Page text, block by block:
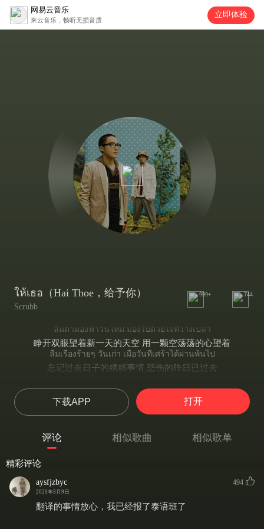
网易云音乐
来云音乐，畅听无损音质
立即体验
ให้เธอ（Hai Thoe，给予你）
Scrubb
999+ 744
ลืมตามองฟ้าวันใหม่ มองไปด้วยใจที่ว่างเปล่า
睁开双眼望着新一天的天空 用一颗空荡荡的心望着
ลืมเรื่องร้ายๆ วันเก่า เมื่อวันที่เศร้าได้ผ่านพ้นไป
忘记过去日子的糟糕事情 悲伤的昨日已过去
开启旅程 迥乎不同的人在一起经历所有
บางที อาจมีผิดพลาดกันไป
有时 可能互相有过错
有些日子 我开始灰心 而有你来安慰我
เมื่อมีเธอร่วมทาง ไม่ว่านานเท่าไร ฉันอยู่ตรงนี้
当有你与我同行 无论多久 我都在这里
แต่ยังน้อยไป จะมีสิ่งดีๆ
下载APP 打开
评论 相似歌曲 相似歌单
精彩评论
aysfjzbyc
2020年3月9日
494
翻译的事情放心，我已经报了泰语班了